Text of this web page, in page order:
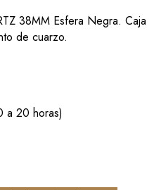
38MM Esfera Negra. Caja
de cuarzo.
a 20 horas)